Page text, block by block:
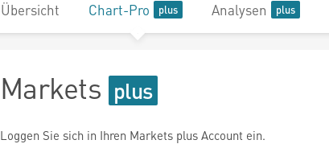
Übersicht Chart-Pro Analysen
Markets
Loggen Sie sich in Ihren Markets plus Account ein.